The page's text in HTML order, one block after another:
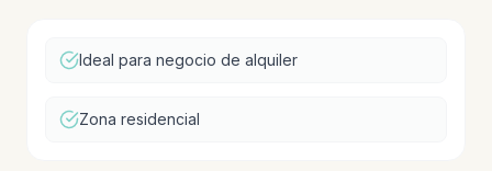
Ideal para negocio de alquiler
Zona residencial